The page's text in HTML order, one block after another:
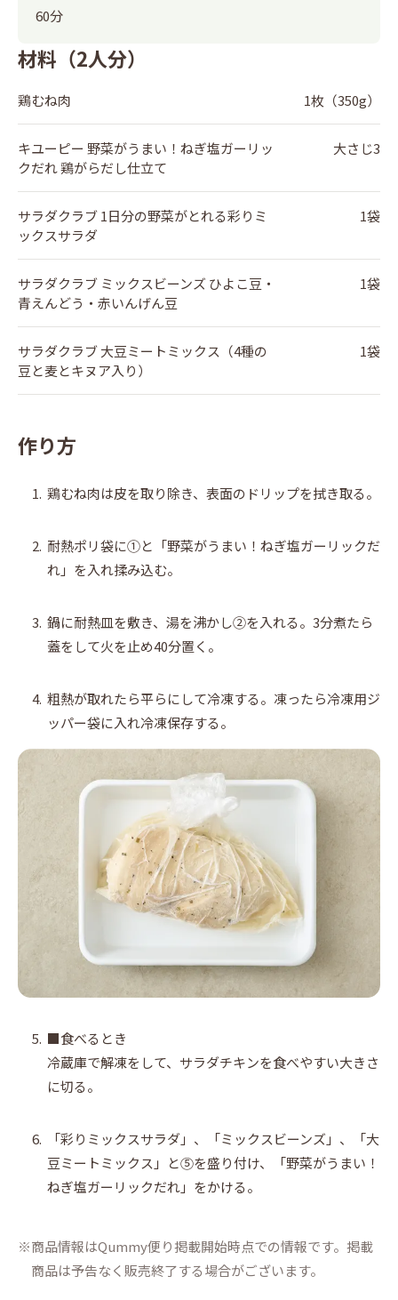
材料（2人分）
鶏むね肉 1枚（350g）
キユーピー 野菜がうまい！ねぎ塩ガーリッ
クだれ 鶏がらだし仕立て
大さじ3
サラダクラブ 1日分の野菜がとれる彩りミ
ックスサラダ
1袋
サラダクラブ ミックスビーンズ ひよこ豆・
青えんどう・赤いんげん豆
1袋
サラダクラブ 大豆ミートミックス（4種の
豆と麦とキヌア入り）
1袋
作り方
1. 鶏むね肉は皮を取り除き、表面のドリップを拭き取る。
2. 耐熱ポリ袋に①と「野菜がうまい！ねぎ塩ガーリックだ
れ」を入れ揉み込む。
3. 鍋に耐熱皿を敷き、湯を沸かし②を入れる。3分煮たら
蓋をして火を止め40分置く。
4. 粗熱が取れたら平らにして冷凍する。凍ったら冷凍用ジ
ッパー袋に入れ冷凍保存する。
5. ■食べるとき
冷蔵庫で解凍をして、サラダチキンを食べやすい大きさ
に切る。
6.
「彩りミックスサラダ」、「ミックスビーンズ」、「大
豆ミートミックス」と⑤を盛り付け、「野菜がうまい！
ねぎ塩ガーリックだれ」をかける。
60分
商品情報はQummy便り掲載開始時点での情報です。掲載
商品は予告なく販売終了する場合がございます。